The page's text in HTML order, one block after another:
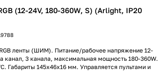
(12-24V, 180-360W, S) (Arlight, IP20
ленты (ШИМ). Питание/рабочее напряжение 12-
канал, 3 канала, максимальная мощность 180-360W.
Габариты 145х46х16 мм. Управляется пультами и